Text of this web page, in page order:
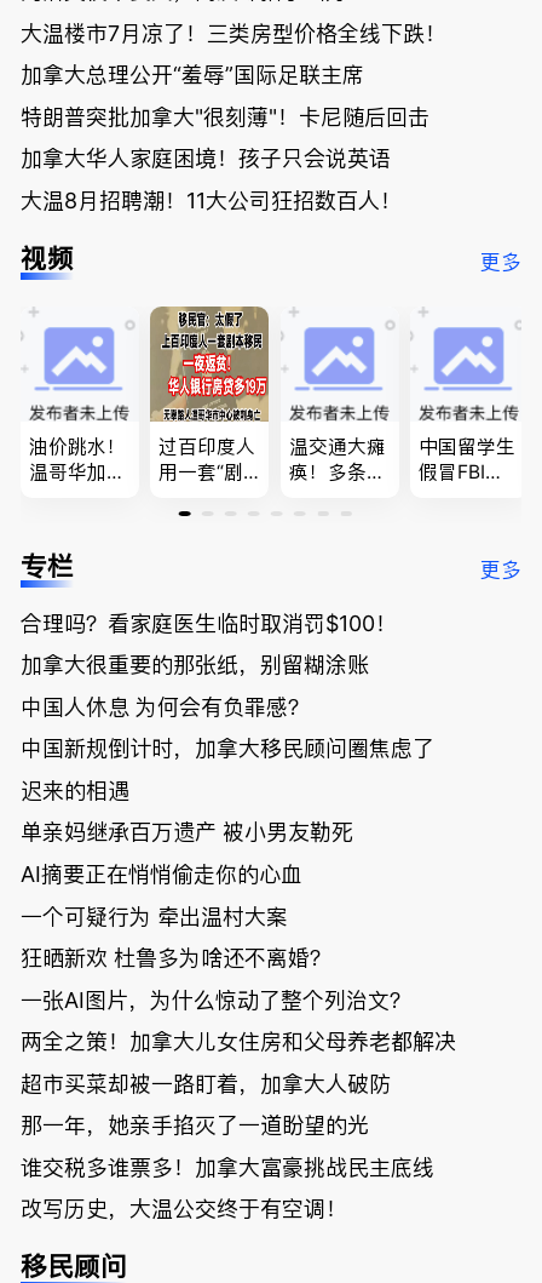
大温楼市7月凉了！三类房型价格全线下跌！
加拿大总理公开“羞辱”国际足联主席
特朗普突批加拿大"很刻薄"！卡尼随后回击
加拿大华人家庭困境！孩子只会说英语
大温8月招聘潮！11大公司狂招数百人！
视频 更多
油价跳水！
温哥华加油
低；免费狂
送50万磅蔬
温“丑陋土
豆日”冲击
吉尼斯纪
录；惨！留
骗光2万美
元，还被卷
入跨国刑案
账户遭封！
过百印度人
用一套“剧
官：太假
欠款多出$1
9万；突
发！无辜男
孩温哥华市
中心被刺身
亡；
温交通大瘫
痪！多条主
底；做顿饭
单；房市崩
盘前兆？加
国租赁市场
恐迎暴跌危
中国留学生
假冒FBI上
夫妻住进殡
专栏 更多
合理吗？看家庭医生临时取消罚$100！
加拿大很重要的那张纸，别留糊涂账
中国人休息 为何会有负罪感？
中国新规倒计时，加拿大移民顾问圈焦虑了
迟来的相遇
单亲妈继承百万遗产 被小男友勒死
AI摘要正在悄悄偷走你的心血
一个可疑行为 牵出温村大案
狂晒新欢 杜鲁多为啥还不离婚？
一张AI图片，为什么惊动了整个列治文？
两全之策！加拿大儿女住房和父母养老都解决
超市买菜却被一路盯着，加拿大人破防
那一年，她亲手掐灭了一道盼望的光
谁交税多谁票多！加拿大富豪挑战民主底线
改写历史，大温公交终于有空调！
移民顾问